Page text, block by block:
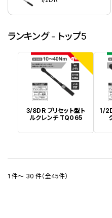
ランキング - トップ5
1
3/8DR プリセット型ト
ルクレンチ TQ065
1/
1 件～ 30 件（全45件）